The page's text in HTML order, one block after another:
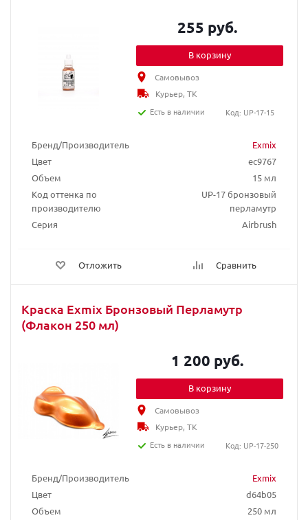
Бренд/Производитель
Exmix
Цвет
ec9767
Объем
15 мл
Код оттенка по
производителю
UP-17 бронзовый
перламутр
Серия
Airbrush
Отложить Сравнить
255 руб.
В корзину
Самовывоз
Курьер, ТК
Есть в наличии
Код: UP-17-15
Краска Exmix Бронзовый Перламутр
(Флакон 250 мл)
Бренд/Производитель
Exmix
Цвет
d64b05
Объем
250 мл
1 200 руб.
В корзину
Самовывоз
Курьер, ТК
Есть в наличии
Код: UP-17-250